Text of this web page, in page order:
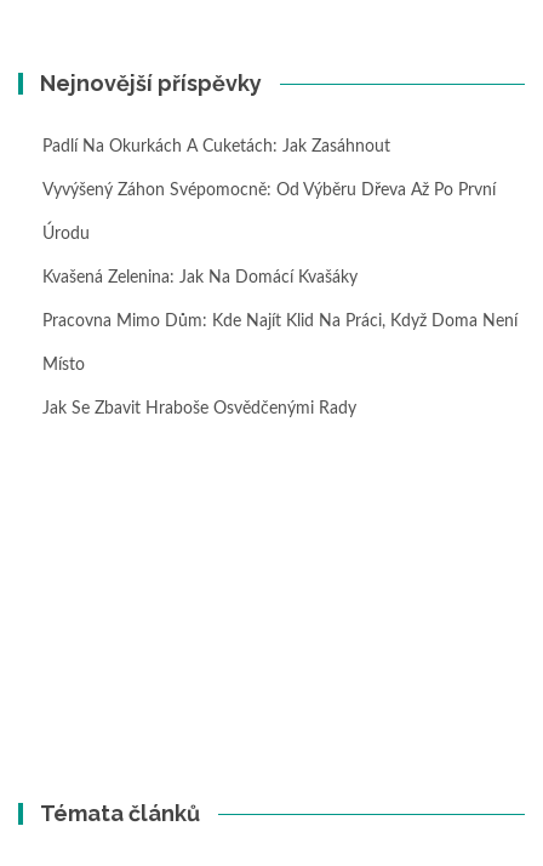
Nejnovější příspěvky
Padlí Na Okurkách A Cuketách: Jak Zasáhnout
Vyvýšený Záhon Svépomocně: Od Výběru Dřeva Až Po První
Úrodu
Kvašená Zelenina: Jak Na Domácí Kvašáky
Pracovna Mimo Dům: Kde Najít Klid Na Práci, Když Doma Není
Místo
Jak Se Zbavit Hraboše Osvědčenými Rady
Témata článků